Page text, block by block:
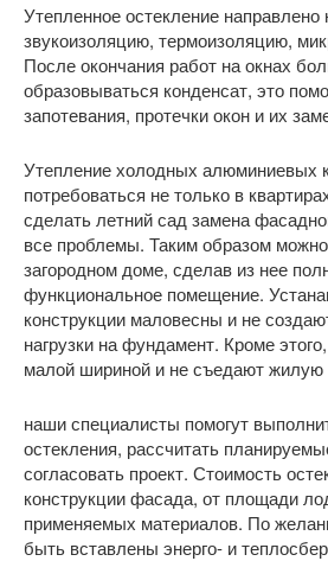
Утепленное остекление
звукоизоляцию, термоизоляцию,
После окончания работ на окнах
образовываться конденсат, это
запотевания, протечки окон и их
Утепление холодных алюминиевых
потребоваться не только в
сделать летний сад замена
все проблемы. Таким образом
загородном доме, сделав из нее
функциональное помещение.
конструкции маловесны и не
нагрузки на фундамент. Кроме
малой шириной и не съедают
наши специалисты помогут
остекления, рассчитать
согласовать проект. Стоимость
конструкции фасада, от площади
применяемых материалов. По
быть вставлены энерго- и